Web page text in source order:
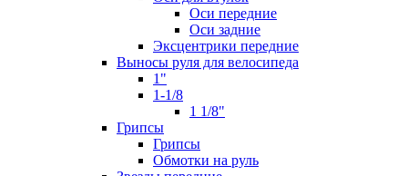
Оси передние
Оси задние
Эксцентрики передние
Выносы руля для велосипеда
1"
1-1/8
1 1/8"
Грипсы
Грипсы
Обмотки на руль